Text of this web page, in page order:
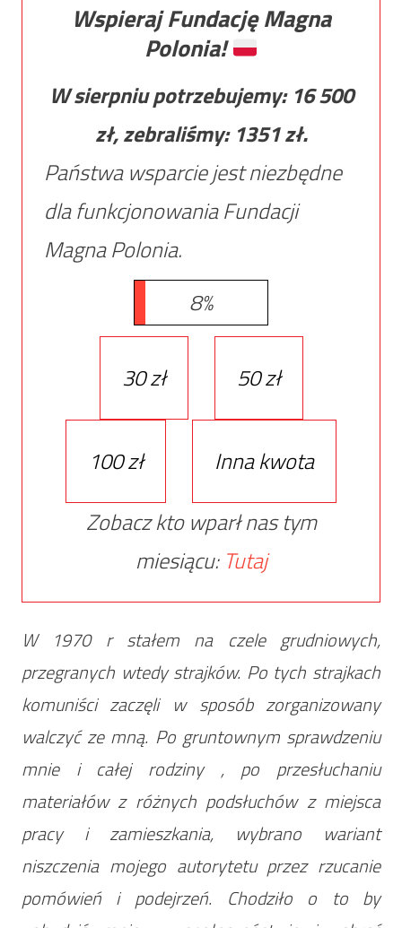
Wspieraj Fundację Magna
Polonia!
W sierpniu potrzebujemy: 16 500
zł, zebraliśmy: 1351zł.
Państwa wsparcie jest niezbędne
dla funkcjonowania Fundacji
Magna Polonia.
8%
30 zł 50 zł
100 zł
Inna kwota
Zobacz kto wparł nas tym
miesiącu: Tutaj
W 1970 r stałem na czele grudniowych,
przegranych wtedy strajków. Po tych strajkach
komuniści zaczęli w sposób zorganizowany
walczyć ze mną. Po gruntownym sprawdzeniu
mnie i całej rodziny , po przesłuchaniu
materiałów z różnych podsłuchów z miejsca
pracy i zamieszkania, wybrano wariant
niszczenia mojego autorytetu przez rzucanie
pomówień i podejrzeń. Chodziło o to by